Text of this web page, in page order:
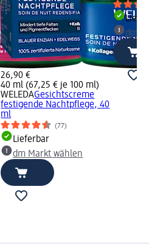
26,90 €
40 ml (67,25 € je 100 ml)
WELEDAGesichtscreme
festigende Nachtpflege, 40
ml
(77)
Lieferbar
dm Markt wählen
dm